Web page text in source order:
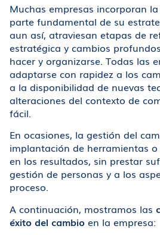
Muchas empresas incorporan
parte fundamental de su
aun así, atraviesan etapas de
estratégica y cambios
hacer y organizarse. Todas las
adaptarse con rapidez a los
a la disponibilidad de nuevas
alteraciones del contexto de
fácil.
En ocasiones, la gestión del
implantación de herramientas
en los resultados, sin prestar
gestión de personas y a los
proceso.
A continuación, mostramos las
éxito del cambio en la empresa: